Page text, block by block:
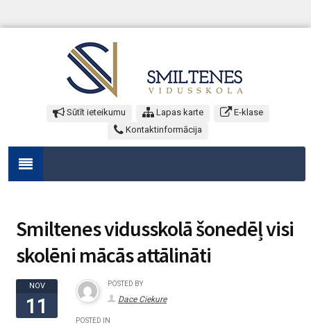
Sūtīt ieteikumu Lapas karte
E-klase
Kontaktinformācija
Smiltenes vidusskolā šonedēļ visi
skolēni mācās attālināti
NOV
11
POSTED BY
Dace Ciekure
POSTED IN